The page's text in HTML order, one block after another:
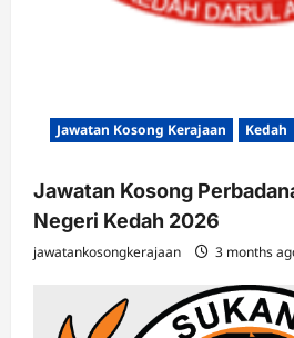
Jawatan Kosong Kerajaan Kedah
Jawatan Kosong
Negeri Kedah 2026
jawatankosongkerajaan 3 months